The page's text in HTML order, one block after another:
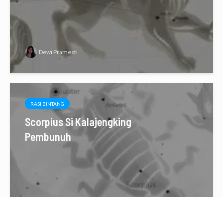
Dewi Pramesti
RASI BINTANG
Scorpius Si Kalajengking
Pembunuh